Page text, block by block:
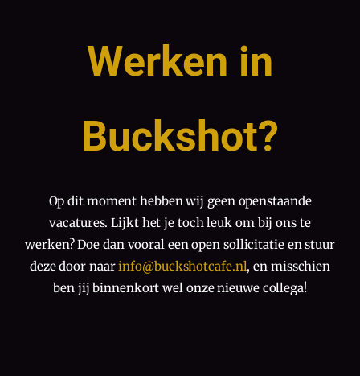
Werken in
Buckshot?
Op dit moment hebben wij geen openstaande
vacatures. Lijkt het je toch leuk om bij ons te
werken? Doe dan vooral een open sollicitatie en stuur
deze door naarinfo@buckshotcafe.nl, en misschien
ben jij binnenkort wel onze nieuwe collega!